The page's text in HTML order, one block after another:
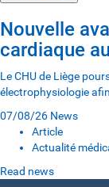
Nouvelle
cardiaque
Le CHU de Liège
électrophysiologie
07/08/26 News
Article
Actualité
Read news